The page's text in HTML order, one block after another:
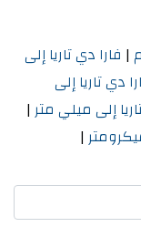
| فارا دي تاريا إلى
دي تاريا إلى
إلى ميلي متر |
|